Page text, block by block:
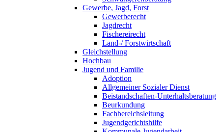
Gewerbe, Jagd, Forst
Gewerberecht
Jagdrecht
Fischereirecht
Land-/ Forstwirtschaft
Gleichstellung
Hochbau
Jugend und Familie
Adoption
Allgemeiner Sozialer Dienst
Beistandschaften-Unterhaltsberatung
Beurkundung
Fachbereichsleitung
Jugendgerichtshilfe